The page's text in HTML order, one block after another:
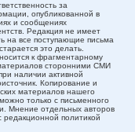
за
опубликованной в
и сообщениях
Редакция не имеет
на все поступающие письма
это делать.
к фрагментарному
сторонними СМИ
наличии активной
Копирование и
материалов нашего
только с письменного
Мнение отдельных авторов
редакционной политикой